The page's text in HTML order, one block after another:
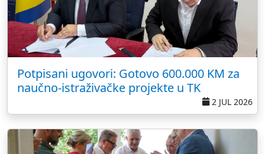
Potpisani ugovori: Gotovo 600.000 KM za
naučno-istraživačke projekte u TK
2 JUL 2026